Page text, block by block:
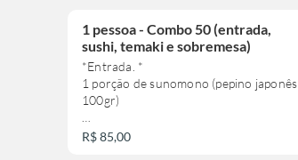
1 pessoa - Combo 50 (entrada,
sushi, temaki e sobremesa)
*Entrada. *
1 porção de sunomono (pepino japonês
100gr)
1 temaki
R$ 85,00